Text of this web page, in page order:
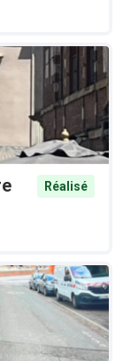
Réalisé